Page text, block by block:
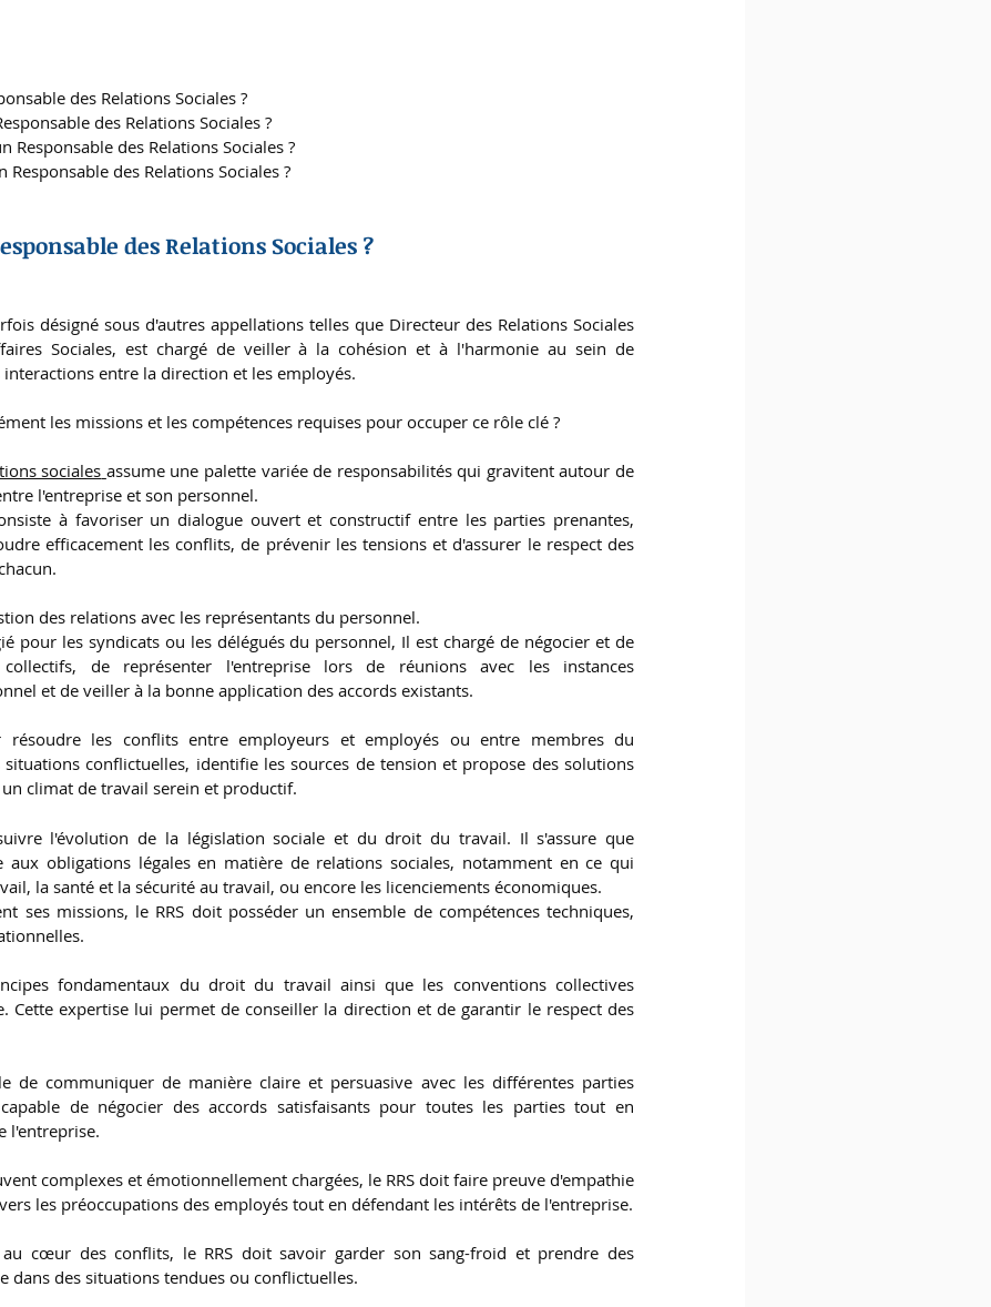
des Relations Sociales ?
des Relations Sociales ?
Responsable des Relations Sociales ?
des Relations Sociales ?
des Relations Sociales ?
désigné sous d'autres appellations telles que Directeur des Relations Sociales
Sociales, est chargé de veiller à la cohésion et à l'harmonie au sein de
entre la direction et les employés.
les missions et les compétences requises pour occuper ce rôle clé ?
sociales assume une palette variée de responsabilités qui gravitent autour de
l'entreprise et son personnel.
à favoriser un dialogue ouvert et constructif entre les parties prenantes,
efficacement les conflits, de prévenir les tensions et d'assurer le respect des
des relations avec les représentants du personnel.
pour les syndicats ou les délégués du personnel, Il est chargé de négocier et de
de représenter l'entreprise lors de réunions avec les instances
et de veiller à la bonne application des accords existants.
résoudre les conflits entre employeurs et employés ou entre membres du
situations conflictuelles, identifie les sources de tension et propose des solutions
climat de travail serein et productif.
l'évolution de la législation sociale et du droit du travail. Il s'assure que
aux obligations légales en matière de relations sociales, notamment en ce qui
la santé et la sécurité au travail, ou encore les licenciements économiques.
ses missions, le RRS doit posséder un ensemble de compétences techniques,
fondamentaux du droit du travail ainsi que les conventions collectives
Cette expertise lui permet de conseiller la direction et de garantir le respect des
de communiquer de manière claire et persuasive avec les différentes parties
de négocier des accords satisfaisants pour toutes les parties tout en
l'entreprise.
complexes et émotionnellement chargées, le RRS doit faire preuve d'empathie
les préoccupations des employés tout en défendant les intérêts de l'entreprise.
cœur des conflits, le RRS doit savoir garder son sang-froid et prendre des
dans des situations tendues ou conflictuelles.